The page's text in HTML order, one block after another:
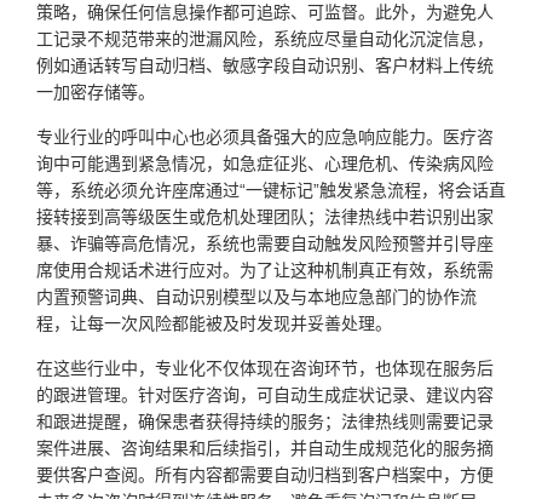
策略，确保任何信息操作都可追踪、可监督。此外，为避免人
工记录不规范带来的泄漏风险，系统应尽量自动化沉淀信息，
例如通话转写自动归档、敏感字段自动识别、客户材料上传统
一加密存储等。
专业行业的呼叫中心也必须具备强大的应急响应能力。医疗咨
询中可能遇到紧急情况，如急症征兆、心理危机、传染病风险
等，系统必须允许座席通过“一键标记”触发紧急流程，将会话直
接转接到高等级医生或危机处理团队；法律热线中若识别出家
暴、诈骗等高危情况，系统也需要自动触发风险预警并引导座
席使用合规话术进行应对。为了让这种机制真正有效，系统需
内置预警词典、自动识别模型以及与本地应急部门的协作流
程，让每一次风险都能被及时发现并妥善处理。
在这些行业中，专业化不仅体现在咨询环节，也体现在服务后
的跟进管理。针对医疗咨询，可自动生成症状记录、建议内容
和跟进提醒，确保患者获得持续的服务；法律热线则需要记录
案件进展、咨询结果和后续指引，并自动生成规范化的服务摘
要供客户查阅。所有内容都需要自动归档到客户档案中，方便